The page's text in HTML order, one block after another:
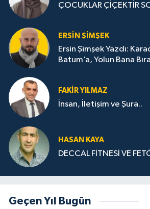
ÇOCUKLAR ÇİÇEKTİR
ERSIN ŞIMŞEK
Ersin Şimşek Yazdı:
Batum’a, Yolun Bana
FAKIR YILMAZ
İnsan, İletişim ve Şura..
HASAN KAYA
DECCAL FİTNESİ VE
Geçen Yıl Bugün